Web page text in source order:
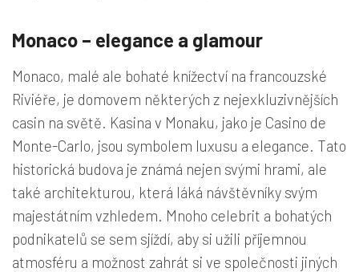
Monaco – elegance a glamour
Monaco, malé ale bohaté knížectví na francouzské
Riviéře, je domovem některých z nejexkluzivnějších
casin na světě. Kasina v Monaku, jako je Casino de
Monte-Carlo, jsou symbolem luxusu a elegance. Tato
historická budova je známá nejen svými hrami, ale
také architekturou, která láká návštěvníky svým
majestátním vzhledem. Mnoho celebrit a bohatých
podnikatelů se sem sjíždí, aby si užili příjemnou
atmosféru a možnost zahrát si ve společnosti jiných